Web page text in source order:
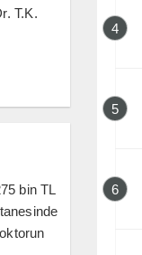
T.K.
bin TL
4
5
6